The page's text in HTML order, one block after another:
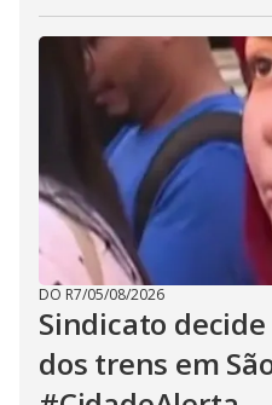
DO R7/05/08/2026
Sindicato
dos trens em